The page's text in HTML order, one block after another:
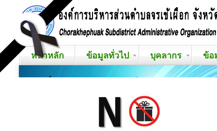
หน้าหลัก ข้อมูลทั่วไป บุคลากร ข้อ